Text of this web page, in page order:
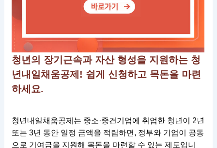
청년의 장기근속과 자산 형성을 지원하는 청
년내일채움공제! 쉽게 신청하고 목돈을 마련
하세요.
청년내일채움공제는 중소·중견기업에 취업한 청년이 2년
또는 3년 동안 일정 금액을 적립하면, 정부와 기업이 공동
으로 기여금을 지원해 목돈을 마련할 수 있는 제도입니